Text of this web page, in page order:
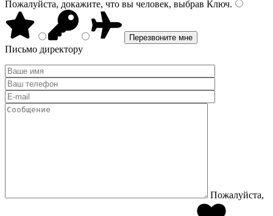
Пожалуйста, докажите, что вы человек, выбрав Ключ.
Письмо директору
Пожалуйста,